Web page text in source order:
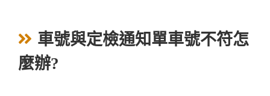
車號與定檢通知單車號不符怎
麼辦?